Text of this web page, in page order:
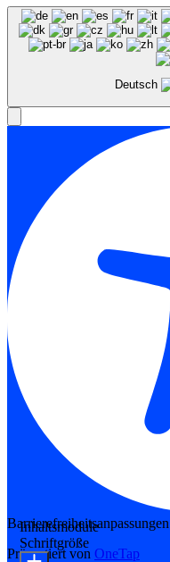
Deutsch
Barrierefreiheitsanpassungen
Präsentiert von OneTap
Inhaltsmodule
Schriftgröße